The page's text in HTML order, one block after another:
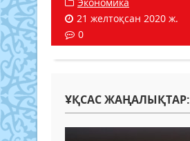
21 желтоқсан 2020 ж.
0
ҰҚСАС ЖАҢАЛЫҚТАР: